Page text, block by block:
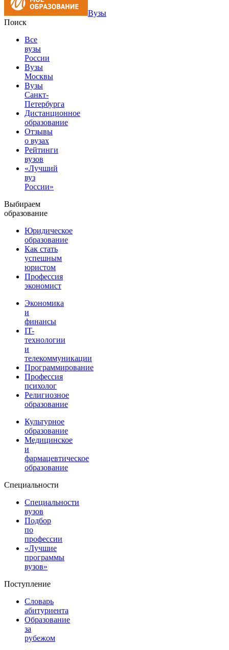
Вузы
Поиск
Все
вузы
России
Вузы
Москвы
Вузы
Санкт-
Петербурга
Дистанционное
образование
Отзывы
о вузах
Рейтинги
вузов
«Лучший
вуз
России»
Выбираем
образование
Юридическое
образование
Как стать
успешным
юристом
Профессия
экономист
Экономика
и
финансы
IT-
технологии
и
телекоммуникации
Программирование
Профессия
психолог
Религиозное
образование
Культурное
образование
Медицинское
и
фармацевтическое
образование
Специальности
Специальности
вузов
Подбор
по
профессии
«Лучшие
программы
вузов»
Поступление
Словарь
абитуриента
Образование
за
рубежом